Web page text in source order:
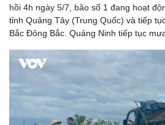
hồi 4h ngày 5/7, bão số 1 đang hoạt
tỉnh Quảng Tây (Trung Quốc) và tiếp
Bắc Đông Bắc. Quảng Ninh tiếp tục